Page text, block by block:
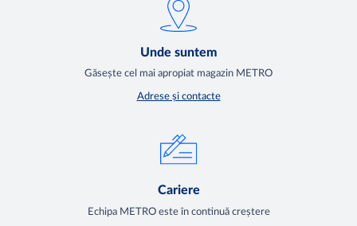
Unde suntem
Găsește cel mai apropiat magazin METRO
Adrese și contacte
Cariere
Echipa METRO este în continuă creștere